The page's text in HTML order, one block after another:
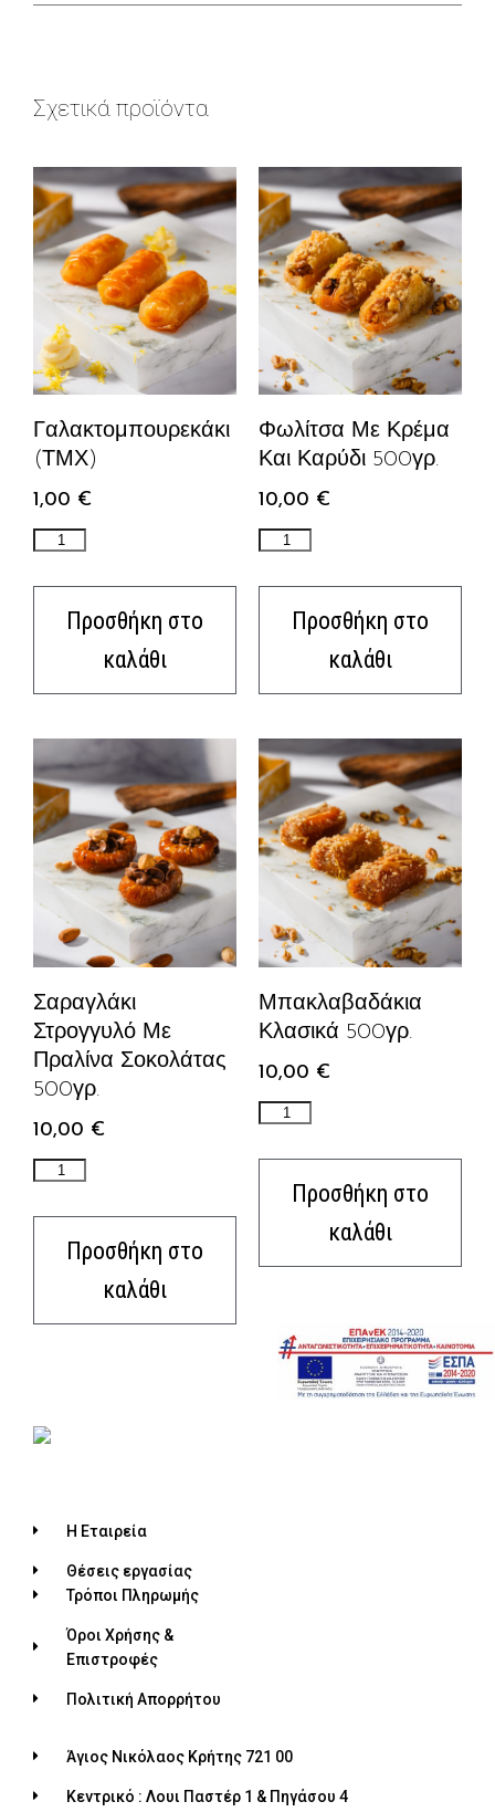
Σχετικά προϊόντα
Γαλακτομπουρεκάκι
(ΤΜΧ)
1,00 €
Προσθήκη στο
καλάθι
Φωλίτσα Με Κρέμα
Και Καρύδι 500γρ.
10,00 €
Προσθήκη στο
καλάθι
Σαραγλάκι
Στρογγυλό Με
Πραλίνα Σοκολάτας
500γρ.
10,00 €
Προσθήκη στο
καλάθι
Μπακλαβαδάκια
Κλασικά 500γρ.
10,00 €
Προσθήκη στο
καλάθι
Η Εταιρεία
Θέσεις εργασίας
Τρόποι Πληρωμής
Όροι Χρήσης &
Επιστροφές
Πολιτική Απορρήτου
Άγιος Νικόλαος Κρήτης 721 00
Κεντρικό : Λουι Παστέρ 1 & Πηγάσου 4